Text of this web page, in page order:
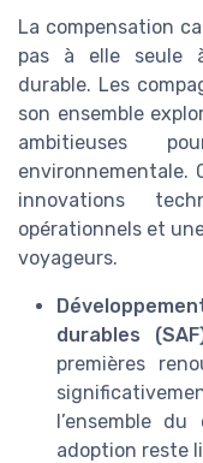
La compensation
pas à elle seule
durable. Les
son ensemble
ambitieuses
environnementale.
innovations
opérationnels et
voyageurs.
durables
premières
l’ensemble
adoption reste